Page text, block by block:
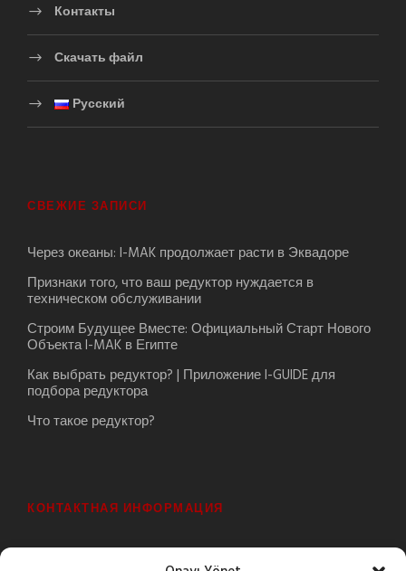
Контакты
Скачать файл
Русский
СВЕЖИЕ ЗАПИСИ
Через океаны: I-MAK продолжает расти в Эквадоре
Признаки того, что ваш редуктор нуждается в
техническом обслуживании
Строим Будущее Вместе: Официальный Старт Нового
Объекта I-MAK в Египте
Как выбрать редуктор? | Приложение I-GUIDE для
подбора редуктора
Что такое редуктор?
КОНТАКТНАЯ ИНФОРМАЦИЯ